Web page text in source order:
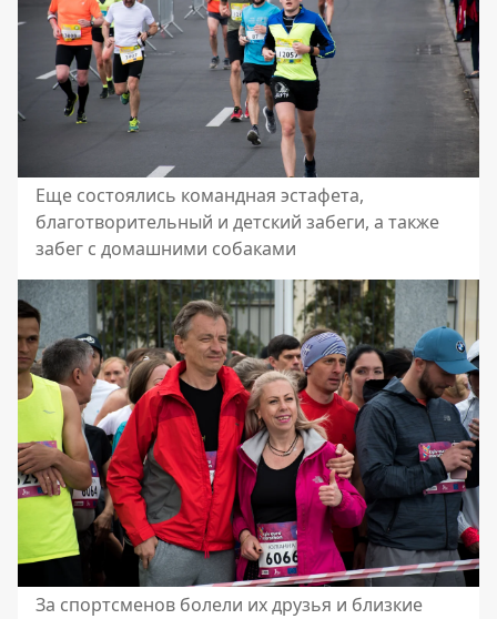
Еще состоялись командная эстафета,
благотворительный и детский забеги, а также
забег с домашними собаками
За спортсменов болели их друзья и близкие